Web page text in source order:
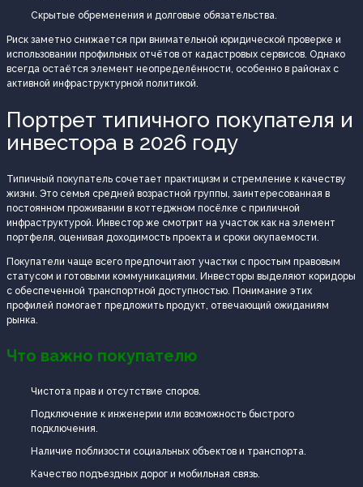
Скрытые обременения и долговые обязательства.
Риск заметно снижается при внимательной юридической проверке и
использовании профильных отчётов от кадастровых сервисов. Однако
всегда остаётся элемент неопределённости, особенно в районах с
активной инфраструктурной политикой.
Портрет типичного покупателя и
инвестора в 2026 году
Типичный покупатель сочетает практицизм и стремление к качеству
жизни. Это семья средней возрастной группы, заинтересованная в
постоянном проживании в коттеджном посёлке с приличной
инфраструктурой. Инвестор же смотрит на участок как на элемент
портфеля, оценивая доходимость проекта и сроки окупаемости.
Покупатели чаще всего предпочитают участки с простым правовым
статусом и готовыми коммуникациями. Инвесторы выделяют коридоры
с обеспеченной транспортной доступностью. Понимание этих
профилей помогает предложить продукт, отвечающий ожиданиям
рынка.
Что важно покупателю
Чистота прав и отсутствие споров.
Подключение к инженерии или возможность быстрого
подключения.
Наличие поблизости социальных объектов и транспорта.
Качество подъездных дорог и мобильная связь.